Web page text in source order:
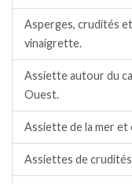
Asperges, crudités
vinaigrette.
Assiette autour du
Ouest.
Assiette de la mer et
Assiettes de